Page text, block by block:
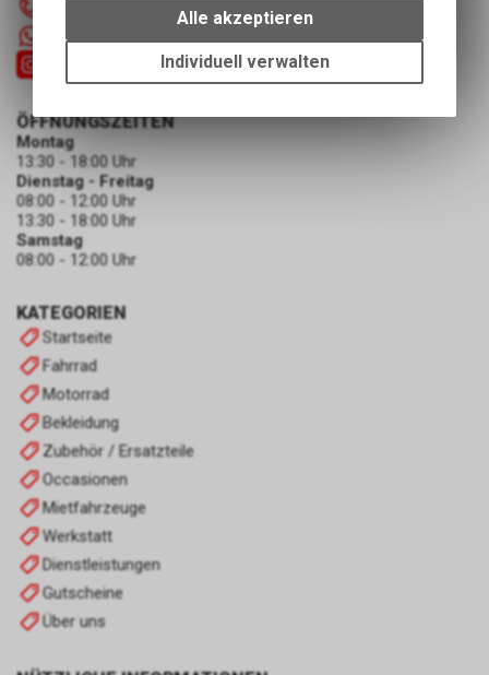
+41 55 6103131
KATEGORIEN
Startseite
Fahrrad
Motorrad
Bekleidung
Zubehör / Ersatzteile
Occasionen
Mietfahrzeuge
Werkstatt
Dienstleistungen
Gutscheine
Über uns
ÖFFNUNGSZEITEN
Montag
13:30 - 18:00 Uhr
Dienstag - Freitag
08:00 - 12:00 Uhr
13:30 - 18:00 Uhr
Samstag
08:00 - 12:00 Uhr
bestimmte Interaktionen und
Einstellungen auf Ihrem Gerät,
um die grundlegenden
Funktionen unseres Online-
Alle akzeptieren
Individuell verwalten